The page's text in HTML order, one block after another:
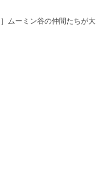
ムーミン谷の仲間たちが大